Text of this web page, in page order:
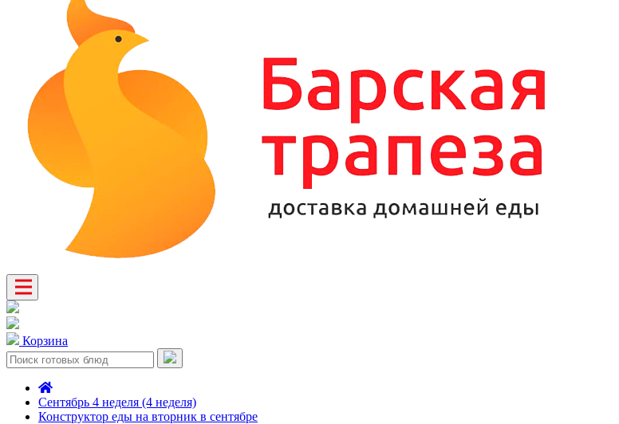
Корзина
Сентябрь 4 неделя (4 неделя)
Конструктор еды на вторник в сентябре